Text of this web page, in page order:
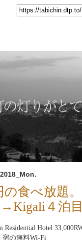
の食べ放題。
４泊
Residential Hotel
宿の無料Wi-Fi